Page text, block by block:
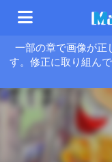
一部の章で画像が正
す。修正に取り組ん